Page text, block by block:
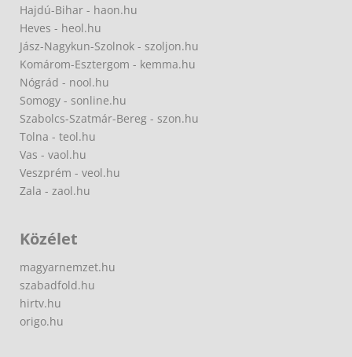
Hajdú-Bihar - haon.hu
Heves - heol.hu
Jász-Nagykun-Szolnok - szoljon.hu
Komárom-Esztergom - kemma.hu
Nógrád - nool.hu
Somogy - sonline.hu
Szabolcs-Szatmár-Bereg - szon.hu
Tolna - teol.hu
Vas - vaol.hu
Veszprém - veol.hu
Zala - zaol.hu
Közélet
magyarnemzet.hu
szabadfold.hu
hirtv.hu
origo.hu